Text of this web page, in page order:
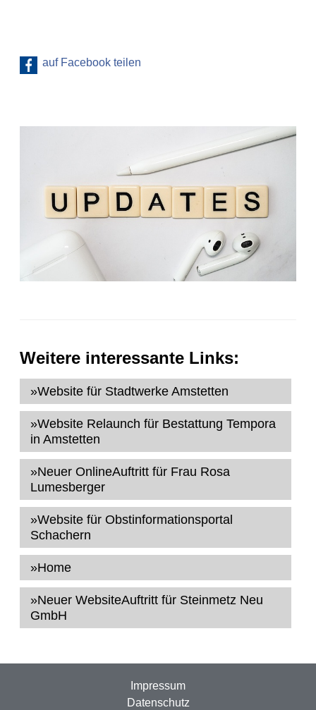
auf Facebook teilen
Weitere interessante Links:
»Website für Stadtwerke Amstetten
»Website Relaunch für Bestattung Tempora
in Amstetten
»Neuer OnlineAuftritt für Frau Rosa
Lumesberger
»Website für Obstinformationsportal
Schachern
»Home
»Neuer WebsiteAuftritt für Steinmetz Neu
GmbH
Impressum
Datenschutz